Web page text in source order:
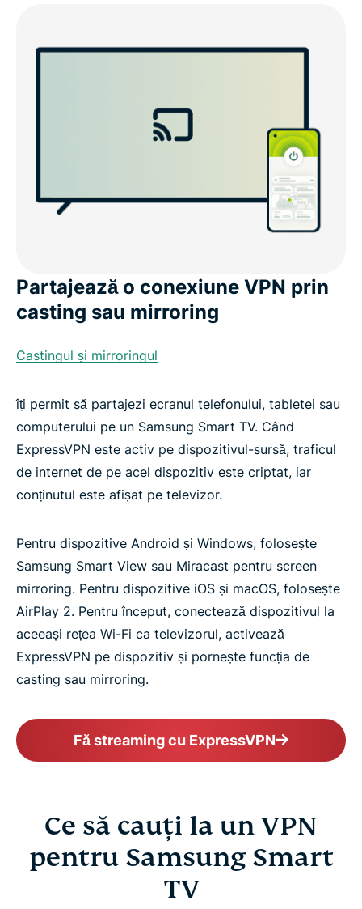
Partajează o conexiune VPN prin
casting sau mirroring
Castingul și mirroringul
îți permit să partajezi ecranul telefonului, tabletei sau
computerului pe un Samsung Smart TV. Când
ExpressVPN este activ pe dispozitivul-sursă, traficul
de internet de pe acel dispozitiv este criptat, iar
conținutul este afișat pe televizor.
Pentru dispozitive Android și Windows, folosește
Samsung Smart View sau Miracast pentru screen
mirroring. Pentru dispozitive iOS și macOS, folosește
AirPlay 2. Pentru început, conectează dispozitivul la
aceeași rețea Wi-Fi ca televizorul, activează
ExpressVPN pe dispozitiv și pornește funcția de
casting sau mirroring.
Fă streaming cu ExpressVPN
Ce să cauți la un VPN
pentru Samsung Smart
TV